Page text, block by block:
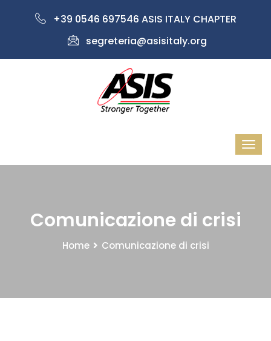
+39 0546 697546 ASIS ITALY CHAPTER
segreteria@asisitaly.org
Comunicazione di crisi
Home Comunicazione di crisi